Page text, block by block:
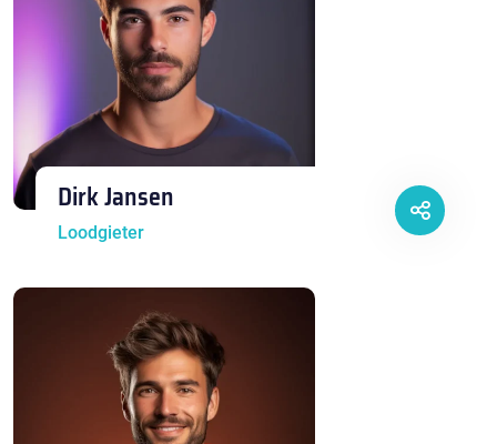
Dirk Jansen
Loodgieter